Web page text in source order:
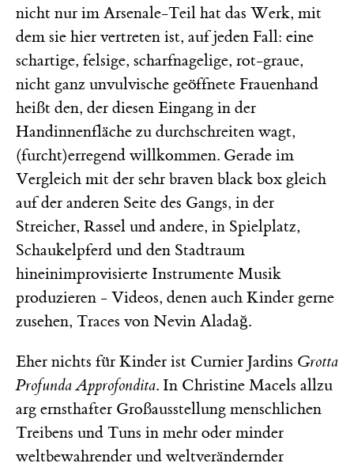
nicht nur im Arsenale-Teil hat das Werk, mit
dem sie hier vertreten ist, auf jeden Fall: eine
schartige, felsige, scharfnagelige, rot-graue,
nicht ganz unvulvische geöffnete Frauenhand
heißt den, der diesen Eingang in der
Handinnenfläche zu durchschreiten wagt,
(furcht)erregend willkommen. Gerade im
Vergleich mit der sehr braven black box gleich
auf der anderen Seite des Gangs, in der
Streicher, Rassel und andere, in Spielplatz,
Schaukelpferd und den Stadtraum
hineinimprovisierte Instrumente Musik
produzieren - Videos, denen auch Kinder gerne
zusehen, Traces von Nevin Aladağ.
Eher nichts für Kinder ist Curnier Jardins Grotta
Profunda Approfondita. In Christine Macels allzu
arg ernsthafter Großausstellung menschlichen
Treibens und Tuns in mehr oder minder
weltbewahrender und weltverändernder